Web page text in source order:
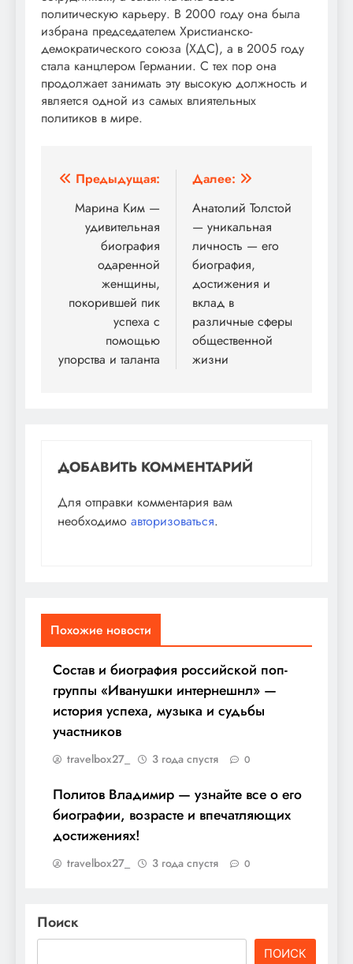
политическую карьеру. В 2000 году она была
избрана председателем Христианско-
демократического союза (ХДС), а в 2005 году
стала канцлером Германии. С тех пор она
продолжает занимать эту высокую должность и
является одной из самых влиятельных
политиков в мире.
Навигация
по
записям
Предыдущая:
Марина Ким —
удивительная
биография
одаренной
женщины,
покорившей пик
успеха с
помощью
упорства и таланта
Далее:
Анатолий Толстой
— уникальная
личность — его
биография,
достижения и
вклад в
различные сферы
общественной
жизни
ДОБАВИТЬ КОММЕНТАРИЙ
Для отправки комментария вам
необходимо авторизоваться.
Похожие новости
Состав и биография российской поп-
группы «Иванушки интернешнл» —
история успеха, музыка и судьбы
участников
travelbox27_ 3 года спустя 0
Политов Владимир — узнайте все о его
биографии, возрасте и впечатляющих
достижениях!
travelbox27_ 3 года спустя 0
Поиск
ПОИСК